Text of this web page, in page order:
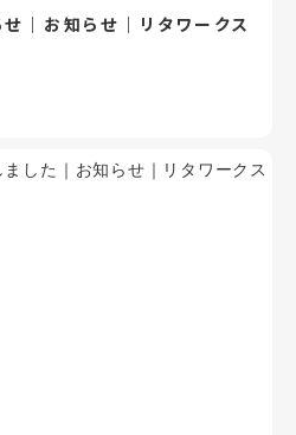
｜お知らせ｜リタワークス